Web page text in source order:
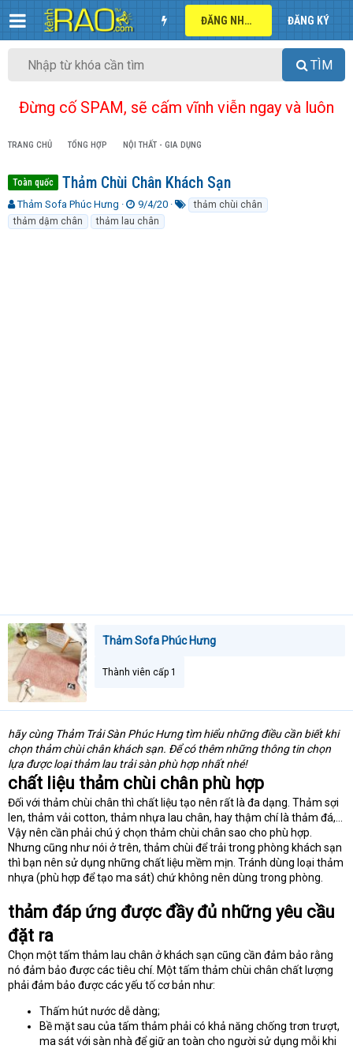
ĐĂNG NHẬP ĐĂNG KÝ
TÌM
Đừng cố SPAM, sẽ cấm vĩnh viễn ngay và luôn
TRANG CHỦ TỔNG HỢP NỘI THẤT - GIA DỤNG
Toàn quốc Thảm Chùi Chân Khách Sạn
T
h
r
Thảm Sofa Phúc Hưng
N
g
à
9/4/20
thảm chùi chân
thảm dậm chân
thảm lau chân
Thảm Sofa Phúc Hưng
Thành viên cấp 1
hãy cùng Thảm Trải Sàn Phúc Hưng tìm hiểu những điều cần biết khi
chọn thảm chùi chân khách sạn. Để có thêm những thông tin chọn
lựa được loại thảm lau trải sàn phù hợp nhất nhé!
chất liệu thảm chùi chân phù hợp
Đối với thảm chùi chân thì chất liệu tạo nên rất là đa dạng. Thảm sợi
len, thảm vải cotton, thảm nhựa lau chân, hay thậm chí là thảm đá,...
Vậy nên cần phải chú ý chọn thảm chùi chân sao cho phù hợp.
Nhưng cũng như nói ở trên, thảm chùi để trải trong phòng khách sạn
thì bạn nên sử dụng những chất liệu mềm mịn. Tránh dùng loại thảm
nhựa (phù hợp để tạo ma sát) chứ không nên dùng trong phòng.
thảm đáp ứng được đầy đủ những yêu cầu
đặt ra
Chọn một tấm thảm lau chân ở khách sạn cũng cần đảm bảo rằng
nó đảm bảo được các tiêu chí. Một tấm thảm chùi chân chất lượng
phải đảm bảo được các yếu tố cơ bản như:
Thấm hút nước dễ dàng;
Bề mặt sau của tấm thảm phải có khả năng chống trơn trượt,
ma sát với sàn nhà để giữ an toàn cho người sử dụng mỗi khi